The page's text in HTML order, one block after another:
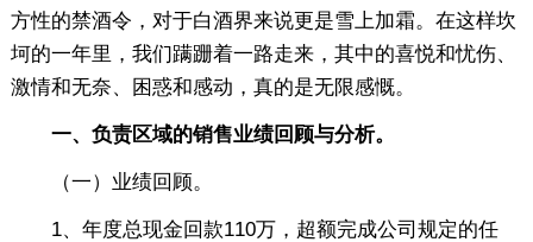
方性的禁酒令，对于白酒界来说更是雪上加霜。在这样坎
坷的一年里，我们蹒跚着一路走来，其中的喜悦和忧伤、
激情和无奈、困惑和感动，真的是无限感慨。
一、负责区域的销售业绩回顾与分析。
（一）业绩回顾。
1、年度总现金回款110万，超额完成公司规定的任